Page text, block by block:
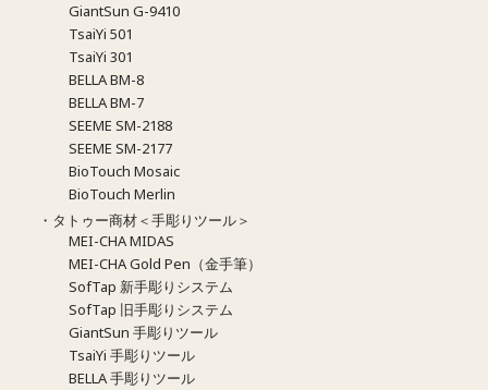
GiantSun G-9410
TsaiYi 501
TsaiYi 301
BELLA BM-8
BELLA BM-7
SEEME SM-2188
SEEME SM-2177
BioTouch Mosaic
BioTouch Merlin
・タトゥー商材＜手彫りツール＞
MEI-CHA MIDAS
MEI-CHA Gold Pen（金手筆）
SofTap 新手彫りシステム
SofTap 旧手彫りシステム
GiantSun 手彫りツール
TsaiYi 手彫りツール
BELLA 手彫りツール